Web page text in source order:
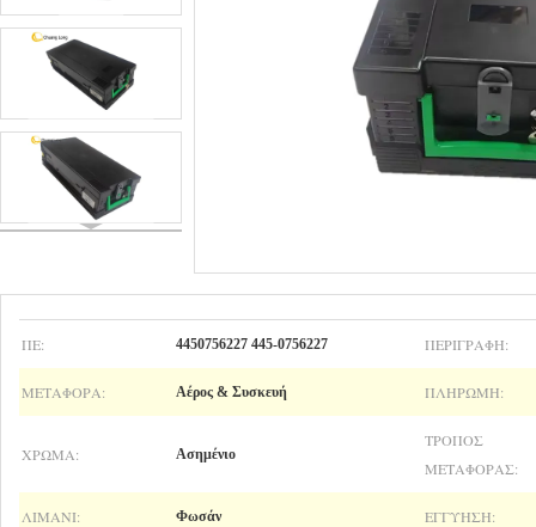
ΠΕ: 4450756227 445-0756227 ΠΕΡΙΓΡΑΦΉ:
ΜΕΤΑΦΟΡΆ: Αέρος & Συσκευή ΠΛΗΡΩΜΉ:
ΧΡΏΜΑ: Ασημένιο
ΤΡΌΠΟΣ
ΜΕΤΑΦΟΡΆΣ:
ΛΙΜΆΝΙ: Φωσάν ΕΓΓΎΗΣΗ: